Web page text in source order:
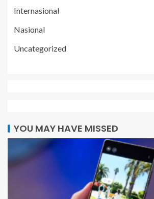
Internasional
Nasional
Uncategorized
YOU MAY HAVE MISSED